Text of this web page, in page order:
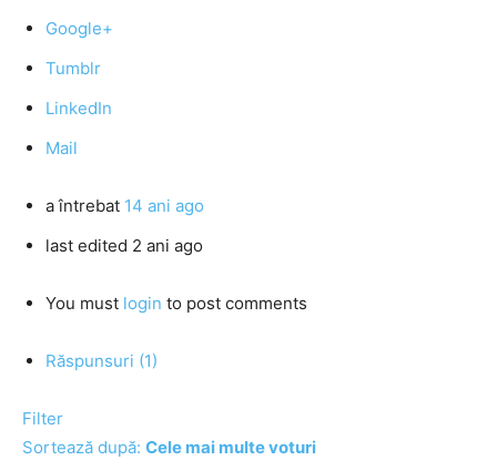
Google+
Tumblr
LinkedIn
Mail
a întrebat 14 ani ago
last edited 2 ani ago
You must login to post comments
Răspunsuri (1)
Filter
Sortează după: Cele mai multe voturi